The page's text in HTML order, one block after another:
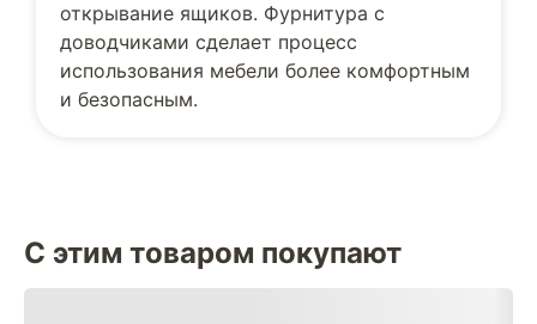
открывание ящиков. Фурнитура с
доводчиками сделает процесс
использования мебели более комфортным
и безопасным.
С этим товаром покупают